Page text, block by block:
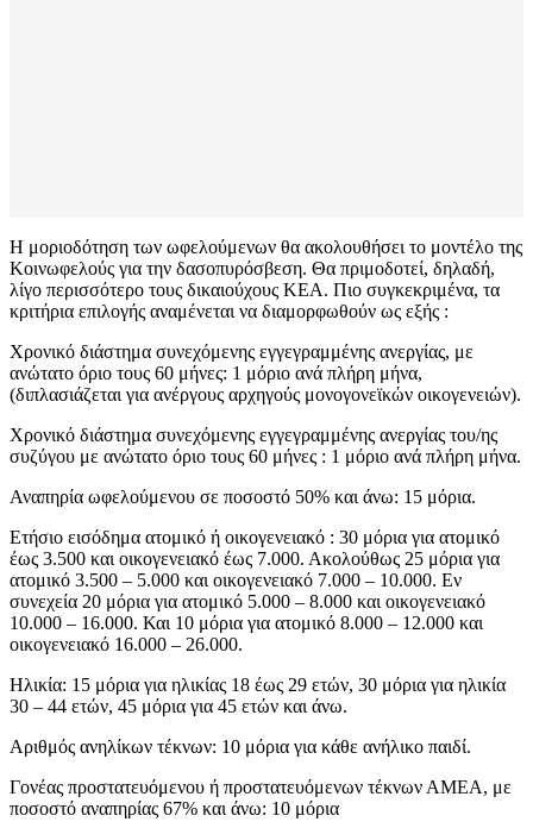
Η μοριοδότηση των ωφελούμενων θα ακολουθήσει το μοντέλο της
Κοινωφελούς για την δασοπυρόσβεση. Θα πριμοδοτεί, δηλαδή,
λίγο περισσότερο τους δικαιούχους ΚΕΑ. Πιο συγκεκριμένα, τα
κριτήρια επιλογής αναμένεται να διαμορφωθούν ως εξής :
Χρονικό διάστημα συνεχόμενης εγγεγραμμένης ανεργίας, με
ανώτατο όριο τους 60 μήνες: 1 μόριο ανά πλήρη μήνα,
(διπλασιάζεται για ανέργους αρχηγούς μονογονεϊκών οικογενειών).
Χρονικό διάστημα συνεχόμενης εγγεγραμμένης ανεργίας του/ης
συζύγου με ανώτατο όριο τους 60 μήνες : 1 μόριο ανά πλήρη μήνα.
Αναπηρία ωφελούμενου σε ποσοστό 50% και άνω: 15 μόρια.
Ετήσιο εισόδημα ατομικό ή οικογενειακό : 30 μόρια για ατομικό
έως 3.500 και οικογενειακό έως 7.000. Ακολούθως 25 μόρια για
ατομικό 3.500 – 5.000 και οικογενειακό 7.000 – 10.000. Εν
συνεχεία 20 μόρια για ατομικό 5.000 – 8.000 και οικογενειακό
10.000 – 16.000. Και 10 μόρια για ατομικό 8.000 – 12.000 και
οικογενειακό 16.000 – 26.000.
Ηλικία: 15 μόρια για ηλικίας 18 έως 29 ετών, 30 μόρια για ηλικία
30 – 44 ετών, 45 μόρια για 45 ετών και άνω.
Αριθμός ανηλίκων τέκνων: 10 μόρια για κάθε ανήλικο παιδί.
Γονέας προστατευόμενου ή προστατευόμενων τέκνων ΑΜΕΑ, με
ποσοστό αναπηρίας 67% και άνω: 10 μόρια